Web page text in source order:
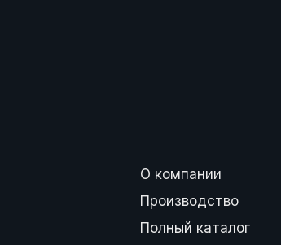
Полный каталог
Производство
О компании